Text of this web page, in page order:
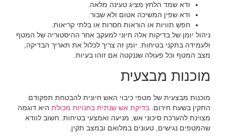
‏ודא שמד הלחץ מציג טעינה מלאה.‏
‏ודא שפין המשיכה אטום ולא שבור.‏
‏חפש תוויות או הוראות חסרות או בלתי קריאות.‏
‏ניהול יומן של בדיקות אלה חיוני למעקב אחר ההיסטוריה של המטף
ולעמידה בתקני בטיחות. יומן זה צריך לכלול את תאריך הבדיקה,
מצב המטף וכל פעולה שננקטה אם זוהו בעיות.‏
‏מוכנות מבצעית‏
‏מוכנות מבצעית של מטפי כיבוי האש חיונית להבטחת תפקודם
התקין בשעת חירום. ‏‏בדיקת אש שנתית בחנויות מכולת‏ ‏ היא דוגמה
מצוינת להערכת סיכוני אש, מניעה ואמצעי בטיחות. חשוב לוודא
שהמטפים נגישים, טעונים במלואם ובמצב תקין.‏